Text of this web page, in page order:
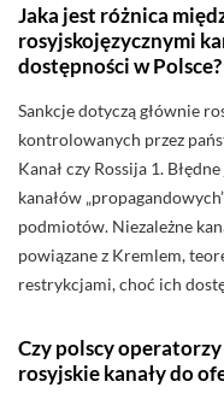
Jaka jest różnica
rosyjskojęzycznymi
dostępności w Polsce?
Sankcje dotyczą głównie
kontrolowanych przez
Kanał czy Rossija 1.
kanałów
podmiotów. Niezależne
powiązane z Kremlem,
restrykcjami, choć ich
Czy polscy
rosyjskie kanały do